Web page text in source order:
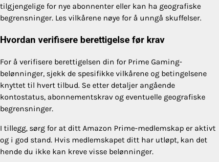
tilgjengelige for nye abonnenter eller kan ha geografiske
begrensninger. Les vilkårene nøye for å unngå skuffelser.
Hvordan verifisere berettigelse før krav
For å verifisere berettigelsen din for Prime Gaming-
belønninger, sjekk de spesifikke vilkårene og betingelsene
knyttet til hvert tilbud. Se etter detaljer angående
kontostatus, abonnementskrav og eventuelle geografiske
begrensninger.
I tillegg, sørg for at ditt Amazon Prime-medlemskap er aktivt
og i god stand. Hvis medlemskapet ditt har utløpt, kan det
hende du ikke kan kreve visse belønninger.